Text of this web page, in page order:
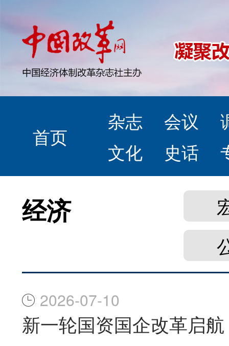
首页
杂志 会议
文化
史话
经济
2026-07-10
新一轮国资国企改革启航